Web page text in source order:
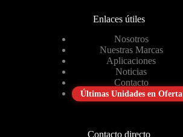
Enlaces útiles
Nosotros
Nuestras Marcas
Aplicaciones
Noticias
Contacto
Últimas Unidades en Oferta
Contacto directo